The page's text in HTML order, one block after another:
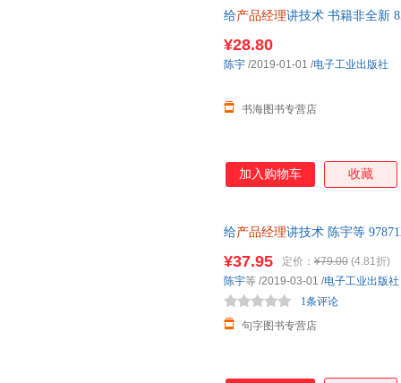
给产品经理讲技术 书籍非全新
¥28.80
书海图书专营店
陈宇 /2019-01-01 /电子工业出版社
加入购物车 收藏
给产品经理讲技术 陈宇等
¥37.95 定价： ¥79.00 (4.81折)
句字图书专营店
1条评论
陈宇等 /2019-03-01 /电子工业出版社